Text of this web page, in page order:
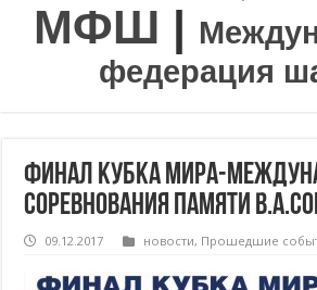
МФШ |
федерация
Финал Кубка мира-
соревнования памяти
09.12.2017 новости, Прошедшие